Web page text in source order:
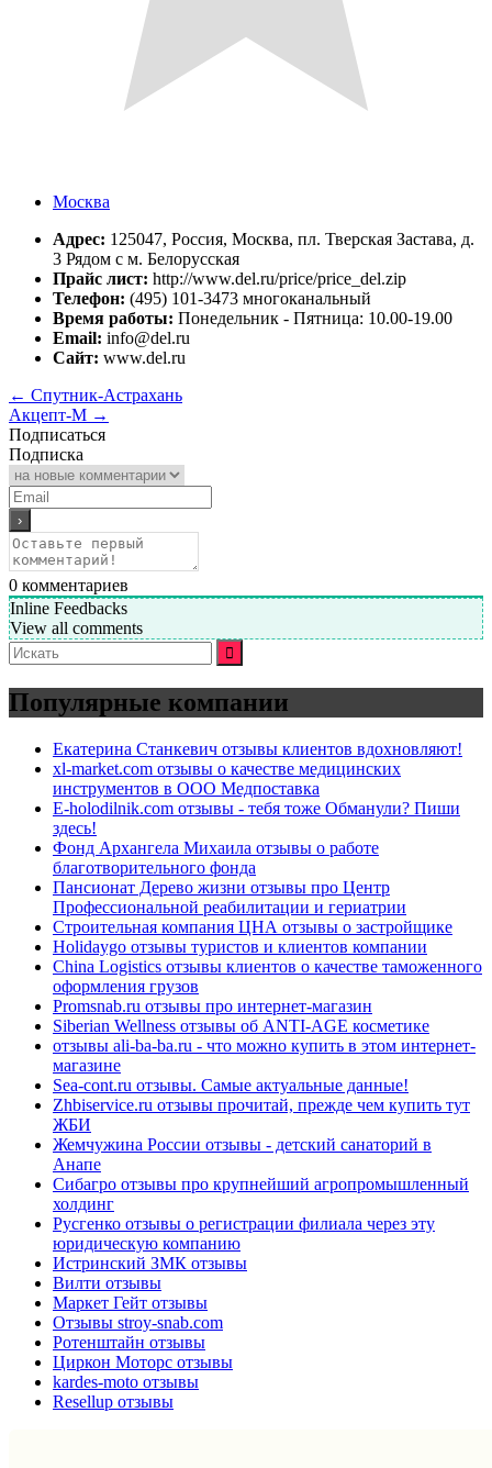
Москва
Адрес: 125047, Россия, Москва, пл. Тверская Застава, д.
3 Рядом с м. Белорусская
Прайс лист: http://www.del.ru/price/price_del.zip
Телефон: (495) 101-3473 многоканальный
Время работы: Понедельник - Пятница: 10.00-19.00
Email: info@del.ru
Сайт: www.del.ru
← Спутник-Астрахань
Акцепт-М →
Подписаться
Подписка
0 комментариев
Inline Feedbacks
View all comments
Искать:
Популярные компании
Екатерина Станкевич отзывы клиентов вдохновляют!
xl-market.com отзывы о качестве медицинских
инструментов в ООО Медпоставка
E-holodilnik.com отзывы - тебя тоже Обманули? Пиши
здесь!
Фонд Архангела Михаила отзывы о работе
благотворительного фонда
Пансионат Дерево жизни отзывы про Центр
Профессиональной реабилитации и гериатрии
Строительная компания ЦНА отзывы о застройщике
Holidaygo отзывы туристов и клиентов компании
China Logistics отзывы клиентов о качестве таможенного
оформления грузов
Promsnab.ru отзывы про интернет-магазин
Siberian Wellness отзывы об ANTI-AGE косметике
отзывы ali-ba-ba.ru - что можно купить в этом интернет-
магазине
Sea-cont.ru отзывы. Самые актуальные данные!
Zhbiservice.ru отзывы прочитай, прежде чем купить тут
ЖБИ
Жемчужина России отзывы - детский санаторий в
Анапе
Сибагро отзывы про крупнейший агропромышленный
холдинг
Русгенко отзывы о регистрации филиала через эту
юридическую компанию
Истринский ЗМК отзывы
Вилти отзывы
Маркет Гейт отзывы
Отзывы stroy-snab.com
Ротенштайн отзывы
Циркон Моторс отзывы
kardes-moto отзывы
Resellup отзывы